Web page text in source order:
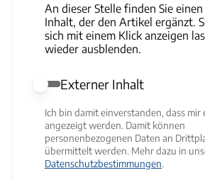
An dieser Stelle finden Sie
Inhalt, der den Artikel ergänzt.
sich mit einem Klick anzeigen
wieder ausblenden.
Externer Inhalt erlauben
Externer Inhalt
Ich bin damit einverstanden, dass
angezeigt werden. Damit können
personenbezogenen Daten an
übermittelt werden. Mehr dazu in
Datenschutzbestimmungen.